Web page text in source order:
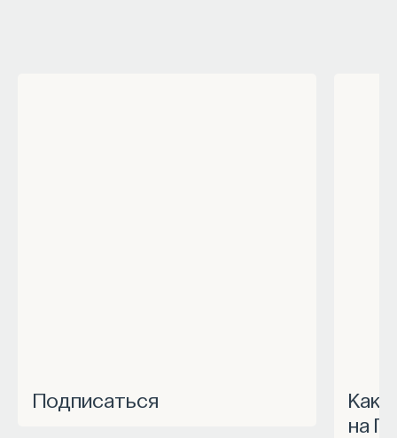
Подписаться
Как запустить спецпроект
на